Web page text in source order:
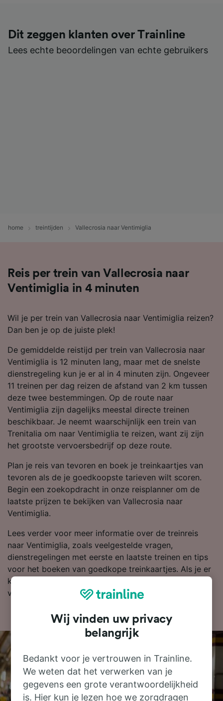
Dit zeggen klanten over Trainline
Lees echte beoordelingen van echte gebruikers
home treintijden Vallecrosia naar Ventimiglia
Reis per trein van Vallecrosia naar
Ventimiglia in 4 minuten
Wil je per trein van Vallecrosia naar Ventimiglia reizen?
Dan ben je op de juiste plek!
De gemiddelde reistijd per trein van Vallecrosia naar
Ventimiglia is 12 minuten lang, maar met de snelste
dienstregeling kun je er al in 4 minuten zijn. Ongeveer
11 treinen per dag reizen de afstand van 2 km tussen
deze twee bestemmingen. Op de route naar
Ventimiglia zijn dagelijks meestal directe treinen
beschikbaar. Je neemt waarschijnlijk een trein van
Trenitalia om naar Ventimiglia te reizen, want zij zijn
het grootste vervoersbedrijf op deze route.
Plan je reis van tevoren en boek je treinkaartjes van
tevoren als de je goedkoopste tarieven wilt scoren.
Begin een zoekopdracht in onze reisplanner om de
laatste prijzen te bekijken van Vallecrosia naar
Ventimiglia.
Lees verder voor meer informatie over de treinreis
naar Ventimiglia, zoals veelgestelde vragen,
dienstregelingen met eerste en laatste treinen en tips
voor het boeken van goedkope treinkaartjes. Als je er
klaar voor bent om te boeken, zoek je kaartjes dan
vandaag nog bij ons naar goedkope treinkaartjes.
Wij vinden uw privacy
belangrijk
Bedankt voor je vertrouwen in Trainline.
We weten dat het verwerken van je
gegevens een grote verantwoordelijkheid
is. Hier kun je lezen hoe we zorgdragen